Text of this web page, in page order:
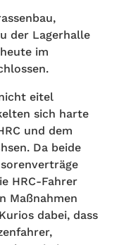
der Lagerhalle
im
eitel
sich harte
und dem
Da beide
HRC-Fahrer
Maßnahmen
dabei, dass